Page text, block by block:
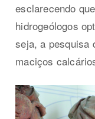
esclarecendo
hidrogeólogos
seja, a pesquisa
maciços